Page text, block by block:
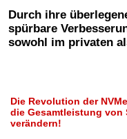
Durch ihre
spürbare
sowohl im privaten
Die Revolution der
die Gesamtleistung von
verändern!